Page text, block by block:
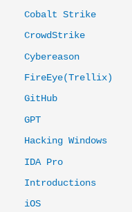
Cobalt Strike
CrowdStrike
Cybereason
FireEye(Trellix)
GitHub
GPT
Hacking Windows
IDA Pro
Introductions
iOS